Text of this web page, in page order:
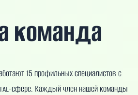
команда
15 профильных специалистов с
сфере. Каждый член нашей команды